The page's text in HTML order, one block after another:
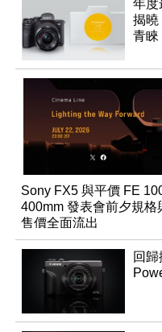
年度
揭曉
青睞
Sony FX5 與平價 FE
400mm 發表會前夕規格
售價全面流出
回